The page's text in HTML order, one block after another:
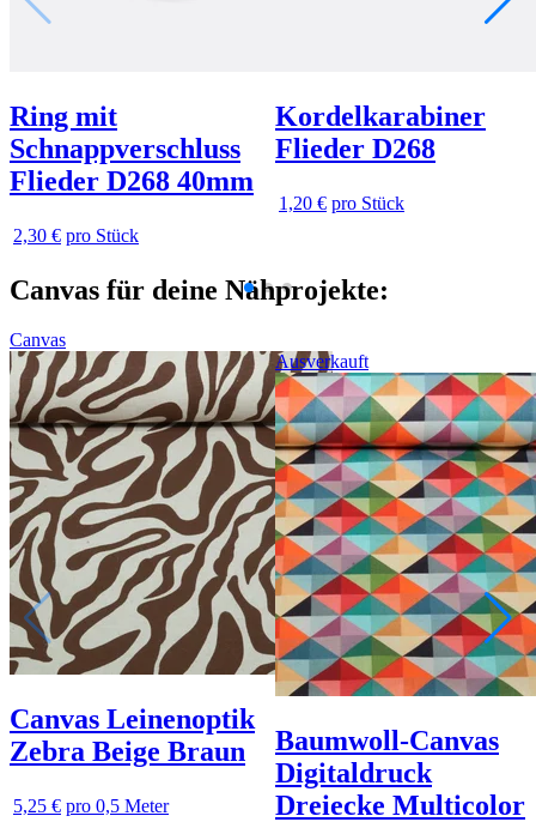
Ring mit
Schnappverschluss
Flieder D268 40mm
2,30 € pro Stück
Kordelkarabiner
Flieder D268
1,20 € pro Stück
Canvas für deine Nähprojekte:
Canvas
Canvas Leinenoptik
Zebra Beige Braun
5,25 € pro 0,5 Meter
Ausverkauft
Baumwoll-Canvas
Digitaldruck
Dreiecke Multicolor